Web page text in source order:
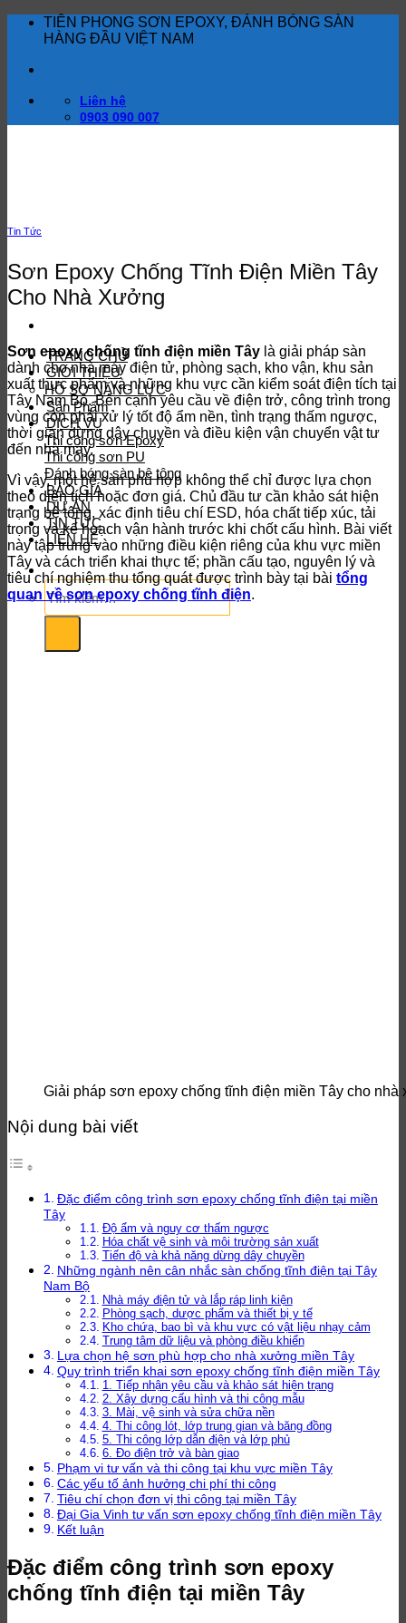
dung
TIÊN PHONG SƠN EPOXY, ĐÁNH BÓNG SÀN
HÀNG ĐẦU VIỆT NAM
Liên hệ
0903 090 007
TRANG CHỦ
GIỚI THIỆU
HỒ SƠ NĂNG LỰC
Sản Phẩm
DỊCH VỤ
Thi công sơn Epoxy
Thi công sơn PU
Đánh bóng sàn bê tông
BÁO GIÁ
DỰ ÁN
TIN TỨC
LIÊN HỆ
Tìm
kiếm:
Tin Tức
Sơn Epoxy Chống Tĩnh Điện Miền Tây
Cho Nhà Xưởng
Sơn epoxy chống tĩnh điện miền Tây là giải pháp sàn
dành cho nhà máy điện tử, phòng sạch, kho vận, khu sản
xuất thực phẩm và những khu vực cần kiểm soát điện tích tại
Tây Nam Bộ. Bên cạnh yêu cầu về điện trở, công trình trong
vùng còn phải xử lý tốt độ ẩm nền, tình trạng thấm ngược,
thời gian dừng dây chuyền và điều kiện vận chuyển vật tư
đến nhà máy.
Vì vậy, một hệ sàn phù hợp không thể chỉ được lựa chọn
theo diện tích hoặc đơn giá. Chủ đầu tư cần khảo sát hiện
trạng bê tông, xác định tiêu chí ESD, hóa chất tiếp xúc, tải
trọng và kế hoạch vận hành trước khi chốt cấu hình. Bài viết
này tập trung vào những điều kiện riêng của khu vực miền
Tây và cách triển khai thực tế; phần cấu tạo, nguyên lý và
tiêu chí nghiệm thu tổng quát được trình bày tại bài tổng
quan về sơn epoxy chống tĩnh điện.
Giải pháp sơn epoxy chống tĩnh điện miền Tây cho nhà
Nội dung bài viết
Đặc điểm công trình sơn epoxy chống tĩnh điện tại miền
Tây
Độ ẩm và nguy cơ thấm ngược
Hóa chất vệ sinh và môi trường sản xuất
Tiến độ và khả năng dừng dây chuyền
Những ngành nên cân nhắc sàn chống tĩnh điện tại Tây
Nam Bộ
Nhà máy điện tử và lắp ráp linh kiện
Phòng sạch, dược phẩm và thiết bị y tế
Kho chứa, bao bì và khu vực có vật liệu nhạy cảm
Trung tâm dữ liệu và phòng điều khiển
Lựa chọn hệ sơn phù hợp cho nhà xưởng miền Tây
Quy trình triển khai sơn epoxy chống tĩnh điện miền Tây
1. Tiếp nhận yêu cầu và khảo sát hiện trạng
2. Xây dựng cấu hình và thi công mẫu
3. Mài, vệ sinh và sửa chữa nền
4. Thi công lót, lớp trung gian và băng đồng
5. Thi công lớp dẫn điện và lớp phủ
6. Đo điện trở và bàn giao
Phạm vi tư vấn và thi công tại khu vực miền Tây
Các yếu tố ảnh hưởng chi phí thi công
Tiêu chí chọn đơn vị thi công tại miền Tây
Đại Gia Vinh tư vấn sơn epoxy chống tĩnh điện miền Tây
Kết luận
Đặc điểm công trình sơn epoxy
chống tĩnh điện tại miền Tây